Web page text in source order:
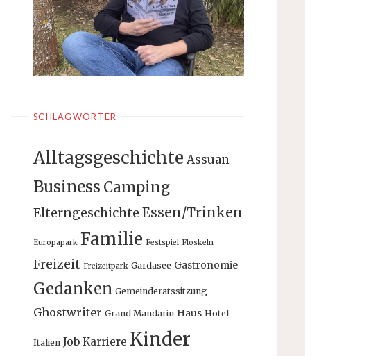
SCHLAGWÖRTER
Alltagsgeschichte Assuan
Business Camping
Elterngeschichte Essen/Trinken
Europapark Familie Festspiel Floskeln
Freizeit Freizeitpark Gardasee Gastronomie
Gedanken Gemeinderatssitzung
Ghostwriter Grand Mandarin Haus Hotel
Italien Job Karriere Kinder